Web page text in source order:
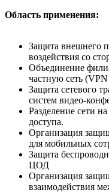
Область применения:
Защита внешнего
воздействия со
Объединение
частную сеть
Защита сетевого
систем видео-
Разделение сети
доступа.
Организация
для мобильных
Защита
ЦОД
Организация
взаимодействия